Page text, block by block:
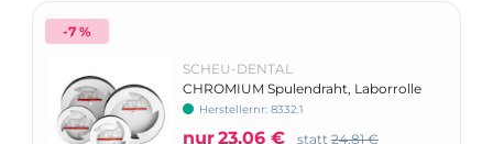
-7 %
SCHEU-DENTAL
CHROMIUM Spulendraht, Laborrolle
Herstellernr: 8332.1
nur23,06 € statt 24,81 €